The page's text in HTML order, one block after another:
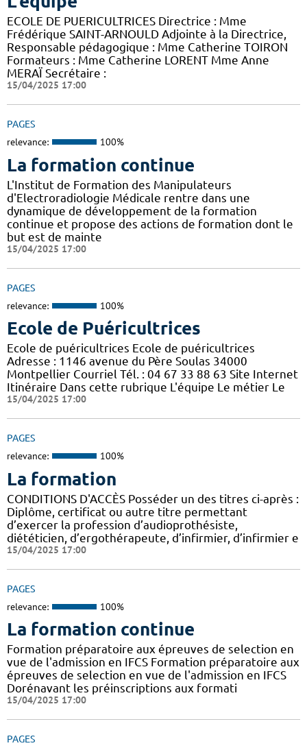
ECOLE DE PUERICULTRICES Directrice : Mme
Frédérique SAINT-ARNOULD Adjointe à la Directrice,
Responsable pédagogique : Mme Catherine TOIRON
Formateurs : Mme Catherine LORENT Mme Anne
MERAÏ Secrétaire :
15/04/2025 17:00
PAGES
relevance: 100%
La formation continue
L'Institut de Formation des Manipulateurs
d'Electroradiologie Médicale rentre dans une
dynamique de développement de la formation
continue et propose des actions de formation dont le
but est de mainte
15/04/2025 17:00
PAGES
relevance: 100%
Ecole de Puéricultrices
Ecole de puéricultrices Ecole de puéricultrices
Adresse : 1146 avenue du Père Soulas 34000
Montpellier Courriel Tél. : 04 67 33 88 63 Site Internet
Itinéraire Dans cette rubrique L'équipe Le métier Le
15/04/2025 17:00
PAGES
relevance: 100%
La formation
CONDITIONS D'ACCÈS Posséder un des titres ci-après :
Diplôme, certificat ou autre titre permettant
d’exercer la profession d’audioprothésiste,
diététicien, d’ergothérapeute, d’infirmier, d’infirmier e
15/04/2025 17:00
PAGES
relevance: 100%
La formation continue
Formation préparatoire aux épreuves de selection en
vue de l'admission en IFCS Formation préparatoire aux
épreuves de selection en vue de l'admission en IFCS
Dorénavant les préinscriptions aux formati
15/04/2025 17:00
PAGES